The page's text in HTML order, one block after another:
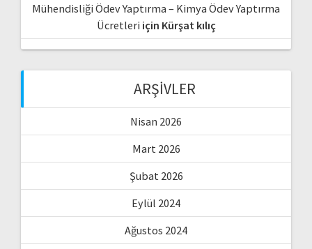
Mühendisliği Ödev Yaptırma – Kimya Ödev Yaptırma
Ücretleri için Kürşat kılıç
ARŞIVLER
Nisan 2026
Mart 2026
Şubat 2026
Eylül 2024
Ağustos 2024